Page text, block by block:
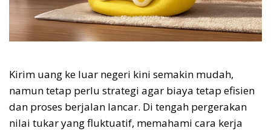
Kirim uang ke luar negeri kini semakin mudah,
namun tetap perlu strategi agar biaya tetap efisien
dan proses berjalan lancar. Di tengah pergerakan
nilai tukar yang fluktuatif, memahami cara kerja